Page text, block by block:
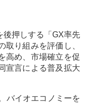
後押しする「GX率先
り組みを評価し、
高め、市場確立を促
宣言による普及拡大
バイオエコノミーを